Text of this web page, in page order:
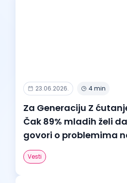
23.06.2026. 4 min
Za Generaciju Z
Čak 89% mladih želi
govori o problemima
Vesti